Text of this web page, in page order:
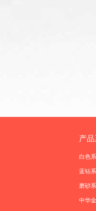
产品
白色
蓝钻
磨砂
中华